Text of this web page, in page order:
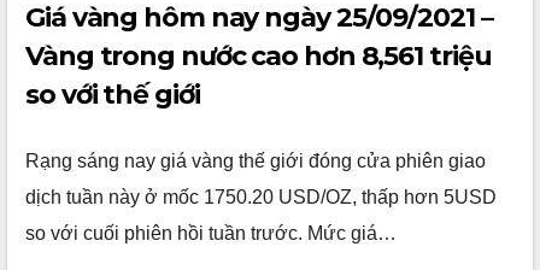
Giá vàng hôm nay ngày 25/09/2021 –
Vàng trong nước cao hơn 8,561 triệu
so với thế giới
Rạng sáng nay giá vàng thế giới đóng cửa phiên giao
dịch tuần này ở mốc 1750.20 USD/OZ, thấp hơn 5USD
so với cuối phiên hồi tuần trước. Mức giá…